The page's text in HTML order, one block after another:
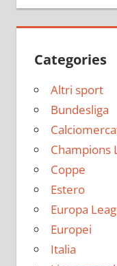
Categories
Altri sport
Bundesliga
Champions
Coppe
Estero
Europa
Europei
Italia